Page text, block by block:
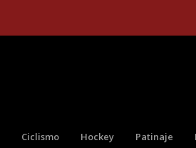
Ciclismo Hockey Patinaje